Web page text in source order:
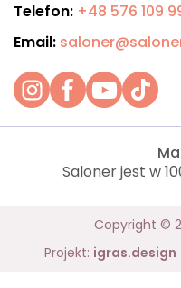
Telefon: +48 576 109
Email:
Saloner jest w
Copyright ©
Projekt: igras.design